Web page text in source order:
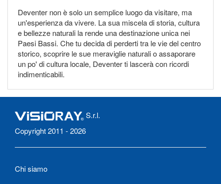
Deventer non è solo un semplice luogo da visitare, ma
un'esperienza da vivere. La sua miscela di storia, cultura
e bellezze naturali la rende una destinazione unica nei
Paesi Bassi. Che tu decida di perderti tra le vie del centro
storico, scoprire le sue meraviglie naturali o assaporare
un po' di cultura locale, Deventer ti lascerà con ricordi
indimenticabili.
S.r.l.
Copyright 2011 - 2026
Chi siamo